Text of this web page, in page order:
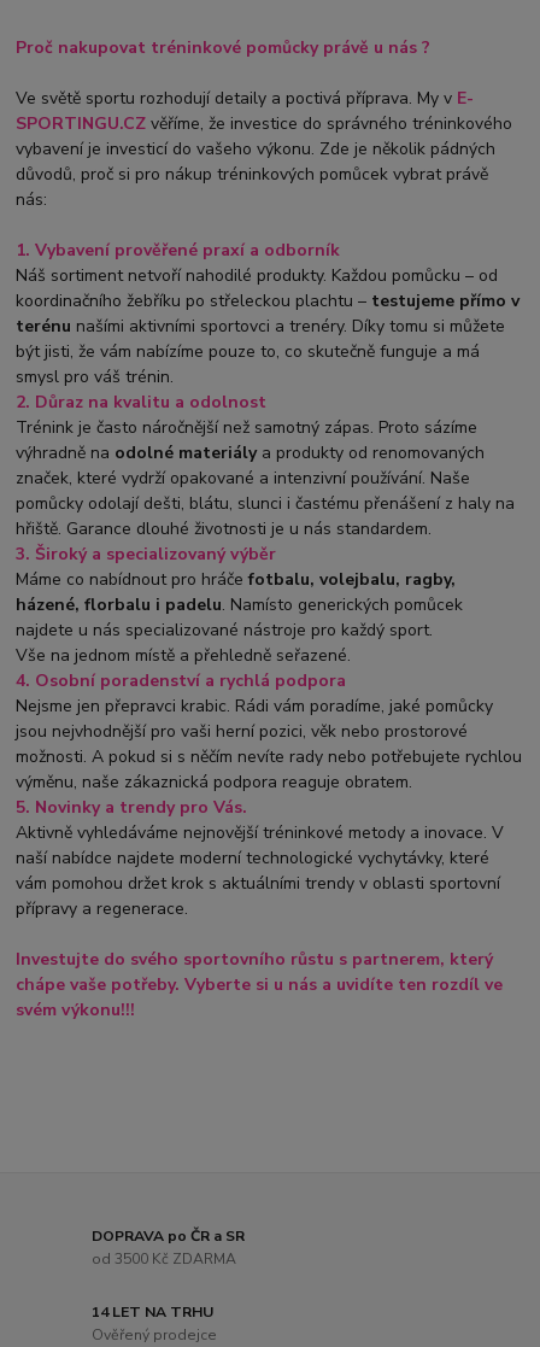
Proč nakupovat tréninkové pomůcky právě u nás ?
Ve světě sportu rozhodují detaily a poctivá příprava. My v E-
SPORTINGU.CZ věříme, že investice do správného tréninkového
vybavení je investicí do vašeho výkonu. Zde je několik pádných
důvodů, proč si pro nákup tréninkových pomůcek vybrat právě
nás:
1. Vybavení prověřené praxí a odborník
Náš sortiment netvoří nahodilé produkty. Každou pomůcku – od
koordinačního žebříku po střeleckou plachtu – testujeme přímo v
terénu našími aktivními sportovci a trenéry. Díky tomu si můžete
být jisti, že vám nabízíme pouze to, co skutečně funguje a má
smysl pro váš trénin.
2. Důraz na kvalitu a odolnost
Trénink je často náročnější než samotný zápas. Proto sázíme
výhradně na odolné materiálya produkty od renomovaných
značek, které vydrží opakované a intenzivní používání. Naše
pomůcky odolají dešti, blátu, slunci i častému přenášení z haly na
hřiště. Garance dlouhé životnosti je u nás standardem.
3. Široký a specializovaný výběr
Máme co nabídnout pro hráčefotbalu, volejbalu, ragby,
házené, florbalu i padelu. Namísto generických pomůcek
najdete u nás specializované nástroje pro každý sport.
Vše na jednom místě a přehledně seřazené.
4. Osobní poradenství a rychlá podpora
Nejsme jen přepravci krabic. Rádi vám poradíme, jaké pomůcky
jsou nejvhodnější pro vaši herní pozici, věk nebo prostorové
možnosti. A pokud si s něčím nevíte rady nebo potřebujete rychlou
výměnu, naše zákaznická podpora reaguje obratem.
5. Novinky a trendy pro Vás.
Aktivně vyhledáváme nejnovější tréninkové metody a inovace. V
naší nabídce najdete moderní technologické vychytávky, které
vám pomohou držet krok s aktuálními trendy v oblasti sportovní
přípravy a regenerace.
Investujte do svého sportovního růstu s partnerem, který
chápe vaše potřeby. Vyberte si u nás a uvidíte ten rozdíl ve
svém výkonu!!!
DOPRAVA po ČR a SR
od 3500 Kč ZDARMA
14 LET NA TRHU
Ověřený prodejce